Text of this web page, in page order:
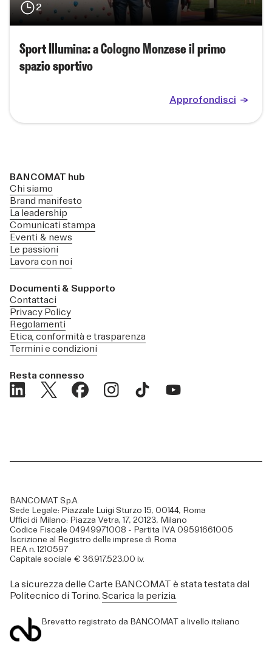
2
Sport Illumina: a Cologno Monzese il primo
spazio sportivo
Approfondisci
BANCOMAT hub
Chi siamo
Brand manifesto
La leadership
Comunicati stampa
Eventi & news
Le passioni
Lavora con noi
Documenti & Supporto
Contattaci
Privacy Policy
Regolamenti
Etica, conformità e trasparenza
Termini e condizioni
Resta connesso
BANCOMAT S.p.A.
Sede Legale: Piazzale Luigi Sturzo 15, 00144, Roma
Uffici di Milano: Piazza Vetra, 17, 20123, Milano
Codice Fiscale 04949971008 - Partita IVA 09591661005
Iscrizione al Registro delle imprese di Roma
REA n. 1210597
Capitale sociale € 36.917.523,00 i.v.
La sicurezza delle Carte BANCOMAT è stata testata dal
Politecnico di Torino. Scarica la perizia.
Brevetto registrato da BANCOMAT a livello italiano